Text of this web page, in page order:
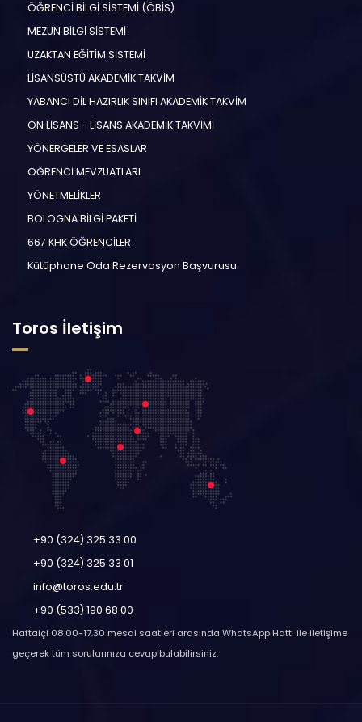
ÖĞRENCİ BİLGİ SİSTEMİ (ÖBİS)
MEZUN BİLGİ SİSTEMİ
UZAKTAN EĞİTİM SİSTEMİ
LİSANSÜSTÜ AKADEMİK TAKVİM
YABANCI DİL HAZIRLIK SINIFI AKADEMİK TAKVİM
ÖN LİSANS - LİSANS AKADEMİK TAKVİMİ
YÖNERGELER VE ESASLAR
ÖĞRENCİ MEVZUATLARI
YÖNETMELİKLER
BOLOGNA BİLGİ PAKETİ
667 KHK ÖĞRENCİLER
Kütüphane Oda Rezervasyon Başvurusu
Toros İletişim
+90 (324) 325 33 00
+90 (324) 325 33 01
info@toros.edu.tr
+90 (533) 190 68 00
Haftaiçi 08.00-17.30 mesai saatleri arasında WhatsApp Hattı ile iletişime
geçerek tüm sorularınıza cevap bulabilirsiniz.